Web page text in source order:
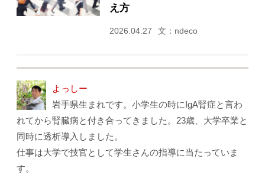
え方
2026.04.27 文：ndeco
よっしー
岩手県生まれです。小学生の時にIgA腎症と言わ
れてから腎臓病と付き合ってきました。23歳、大学卒業と
同時に透析導入しました。
仕事は大学で技官として学生さんの指導に当たっていま
す。